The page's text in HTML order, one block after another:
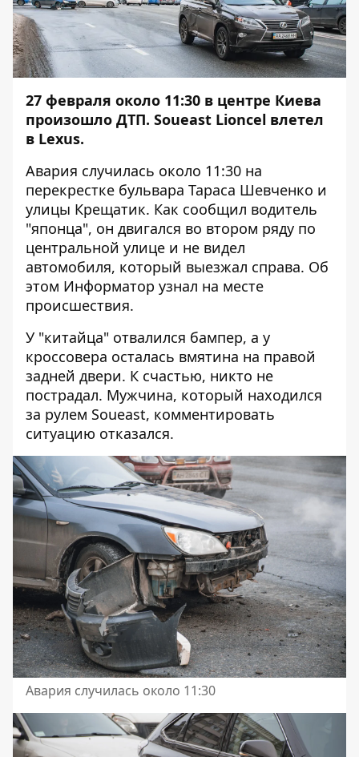
27 февраля около 11:30 в центре Киева
произошло ДТП. Soueast Lioncel влетел
в Lexus.
Авария случилась около 11:30 на
перекрестке бульвара Тараса Шевченко и
улицы Крещатик. Как сообщил водитель
"японца", он двигался во втором ряду по
центральной улице и не видел
автомобиля, который выезжал справа. Об
этом Информатор узнал на месте
происшествия.
У "китайца" отвалился бампер, а у
кроссовера осталась вмятина на правой
задней двери. К счастью, никто не
пострадал. Мужчина, который находился
за рулем Soueast, комментировать
ситуацию отказался.
Авария случилась около 11:30